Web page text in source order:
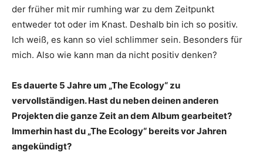
der früher mit mir rumhing war zu dem Zeitpunkt
entweder tot oder im Knast. Deshalb bin ich so positiv.
Ich weiß, es kann so viel schlimmer sein. Besonders für
mich. Also wie kann man da nicht positiv denken?
Es dauerte 5 Jahre um „The Ecology“ zu
vervollständigen. Hast du neben deinen anderen
Projekten die ganze Zeit an dem Album gearbeitet?
Immerhin hast du „The Ecology“ bereits vor Jahren
angekündigt?